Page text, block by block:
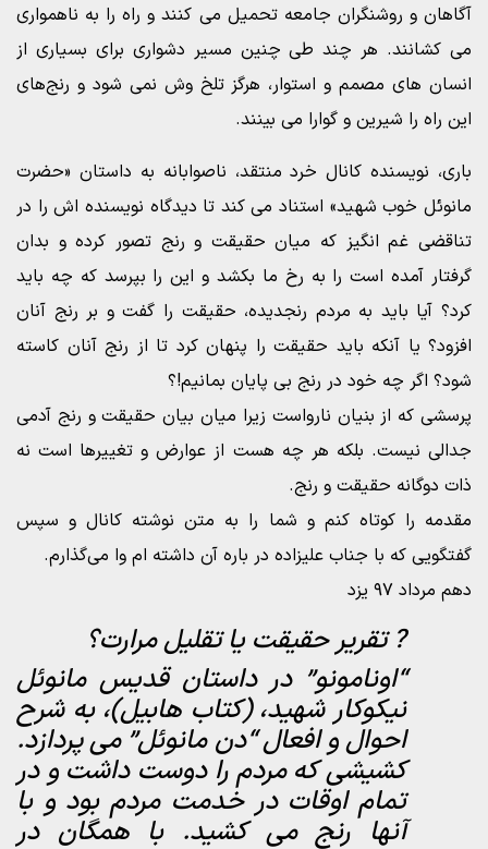
آگاهان و روشنگران جامعه تحمیل می کنند و راه را به ناهمواری
می کشانند. هر چند طی چنین مسیر دشواری برای بسیاری از
انسان های مصمم و استوار، هرگز تلخ وش نمی شود و رنج‌های
این راه را شیرین و گوارا می بینند.
باری، نویسنده کانال خرد منتقد، ناصوابانه به داستان «حضرت
مانوئل خوب شهید» استناد می کند تا دیدگاه نویسنده اش را در
تناقضی غم انگیز که میان حقیقت و رنج تصور کرده و بدان
گرفتار آمده است را به رخ ما بکشد و این را بپرسد که چه باید
کرد؟ آیا باید به مردم رنجدیده، حقیقت را گفت و بر رنج آنان
افزود؟ یا آنکه باید حقیقت را پنهان کرد تا از رنج آنان کاسته
شود؟ اگر چه خود در رنج بی پایان بمانیم!؟
پرسشی که از بنیان نارواست زیرا میان بیان حقیقت و رنج آدمی
جدالی نیست. بلکه هر چه هست از عوارض و تغییرها است نه
ذات دوگانه حقیقت و رنج.
مقدمه را کوتاه کنم و شما را به متن نوشته کانال و سپس
گفتگویی که با جناب علیزاده در باره آن داشته ام وا می‌گذارم.
دهم مرداد ۹۷ یزد
? تقریر حقیقت یا تقلیل مرارت؟
“اونامونو” در داستان قدیس مانوئل
نیکوکار شهید، (کتاب هابیل)، به شرح
احوال و افعال “دن مانوئل” می پردازد.
کشیشی که مردم را دوست داشت و در
تمام اوقات در خدمت مردم بود و با
آنها رنج می کشید. با همگان در